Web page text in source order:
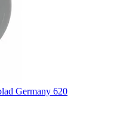
Germany 620